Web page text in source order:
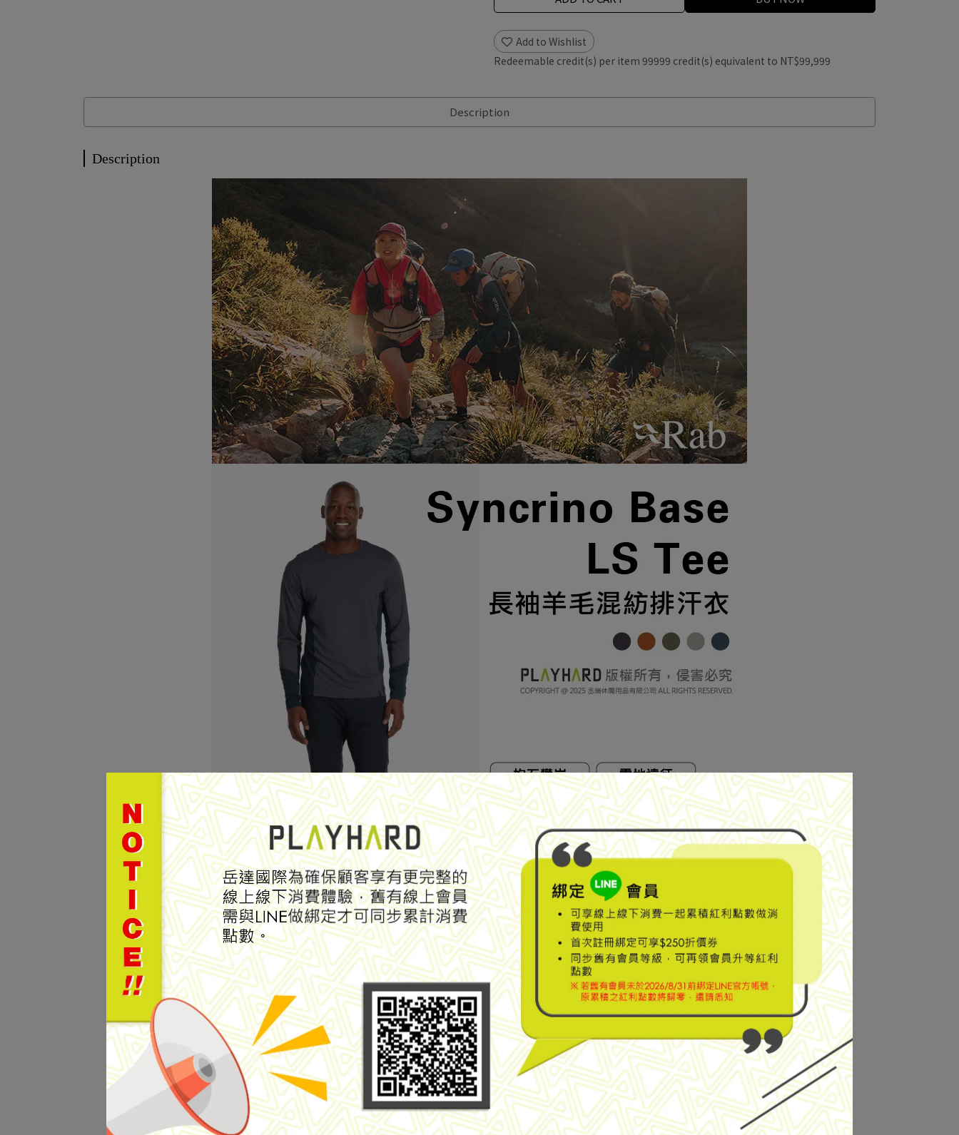
Add to Wishlist
Redeemable credit(s) per item 99999 credit(s) equivalent to NT$99,999
Description
Description